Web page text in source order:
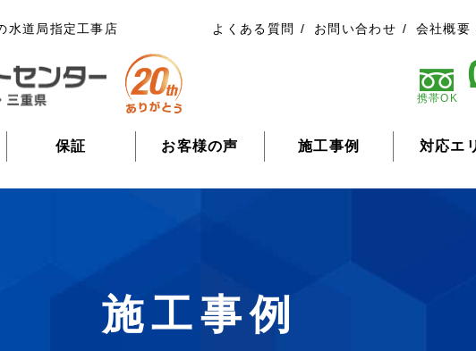
水道局指定工事店 よくある質問 お問い合わせ 会社概要
携帯OK
保証 お客様の声 施工事例 対応エ
施工事例